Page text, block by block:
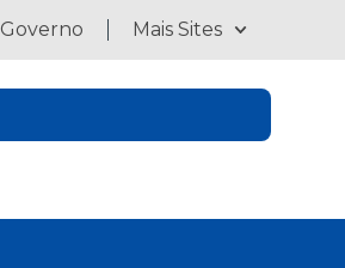
Governo Mais Sites